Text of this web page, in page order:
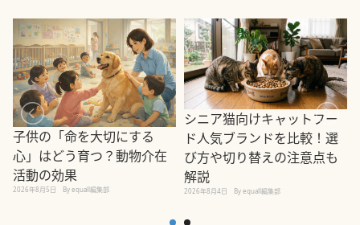
子供の「命を大切にする
心」はどう育つ？動物介在
活動の効果
2026年8月5日 By equall編集部
シニア猫向けキャットフー
ド人気ブランドを比較！選
び方や切り替えの注意点も
解説
2026年8月4日 By equall編集部